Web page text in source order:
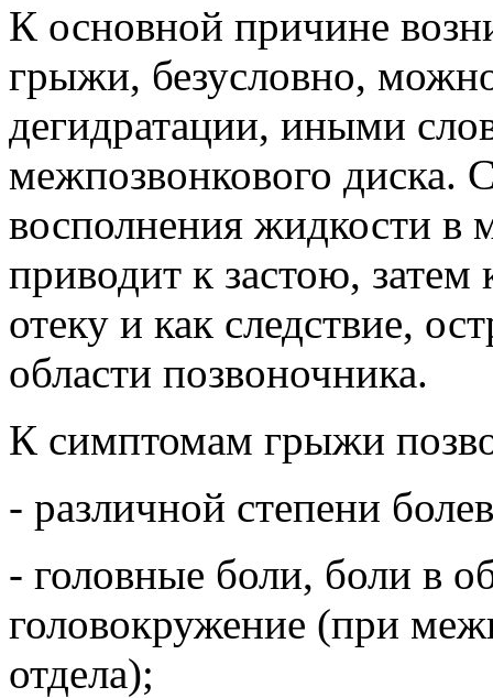
К основной причине
грыжи, безусловно,
дегидратации, иными
межпозвонкового диска.
восполнения жидкости в
приводит к застою,
отеку и как следствие,
области позвоночника.
К симптомам грыжи
- различной степени
- головные боли, боли в
головокружение (при
отдела);